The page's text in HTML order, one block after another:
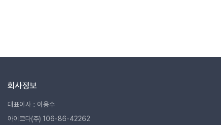
회사정보
대표이사 : 이용수
아이코다(주) 106-86-42262